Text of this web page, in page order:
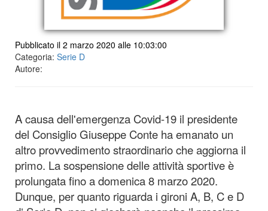
Pubblicato il 2 marzo 2020 alle 10:03:00
Categoria: Serie D
Autore:
A causa dell'emergenza Covid-19 il presidente
del Consiglio Giuseppe Conte ha emanato un
altro provvedimento straordinario che aggiorna il
primo. La sospensione delle attività sportive è
prolungata fino a domenica 8 marzo 2020.
Dunque, per quanto riguarda i gironi A, B, C e D